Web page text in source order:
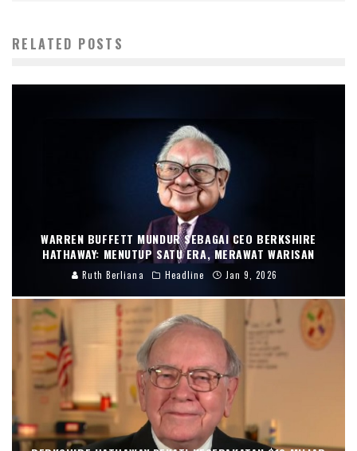
RELATED POSTS
WARREN BUFFETT MUNDUR SEBAGAI CEO BERKSHIRE
HATHAWAY: MENUTUP SATU ERA, MERAWAT WARISAN
Ruth Berliana Headline Jan 9, 2026